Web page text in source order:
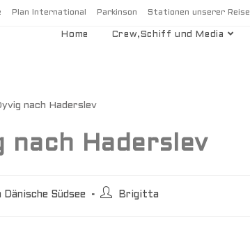
Plan International Parkinson Stationen unserer Reise
Home Crew,Schiff und Media
nach Haderslev
Dänische Südsee Brigitta